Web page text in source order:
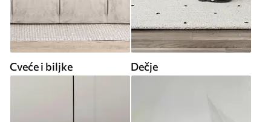
Cveće i biljke Dečje